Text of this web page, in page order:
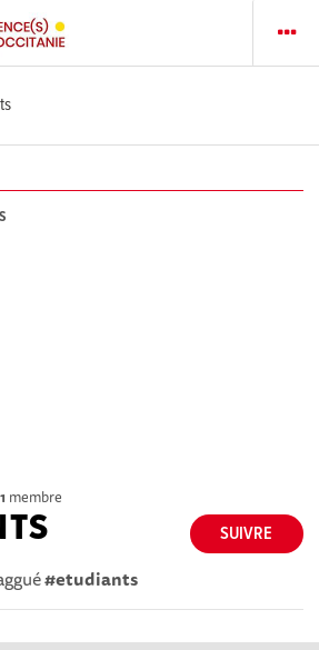
1 membre
SUIVRE
#etudiants